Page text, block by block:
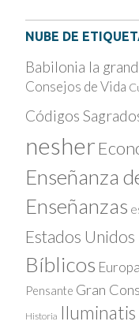
NUBE DE
Babilonia la
Consejos de Vida
Códigos
nesher
Enseñanza
Enseñanzas
Estados Unidos
Bíblicos Europa
Pensante Gran
Historia Iluminatis